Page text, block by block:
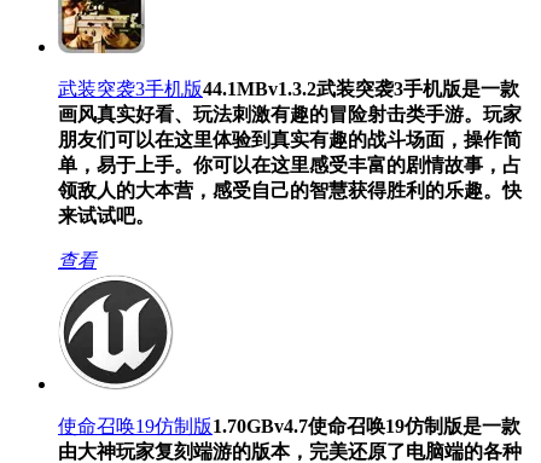
武装突袭3手机版44.1MBv1.3.2武装突袭3手机版是一款
画风真实好看、玩法刺激有趣的冒险射击类手游。玩家
朋友们可以在这里体验到真实有趣的战斗场面，操作简
单，易于上手。你可以在这里感受丰富的剧情故事，占
领敌人的大本营，感受自己的智慧获得胜利的乐趣。快
来试试吧。
查看
使命召唤19仿制版1.70GBv4.7使命召唤19仿制版是一款
由大神玩家复刻端游的版本，完美还原了电脑端的各种